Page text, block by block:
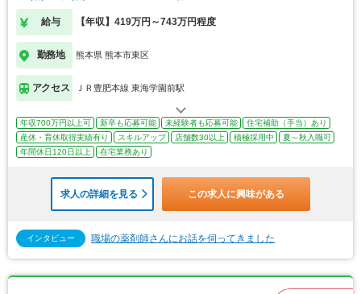
給与 【年収】419万円～743万円程度
勤務地 熊本県 熊本市東区
アクセス ＪＲ豊肥本線 東海学園前駅
年収700万円以上可 新卒も応募可能 未経験者も応募可能
住宅補助（手当）あり
産休・育休取得実績有り
スキルアップ 店舗数30以上 積極採用中
夏～秋入職可
年間休日120日以上
在宅業務あり
求人の詳細を見る この求人に興味がある
インタビュー 職場の薬剤師さんにお話を伺ってきました